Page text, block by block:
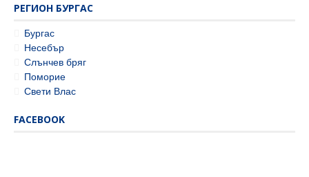
РЕГИОН БУРГАС
Бургас
Несебър
Слънчев бряг
Поморие
Свети Влас
FACEBOOK